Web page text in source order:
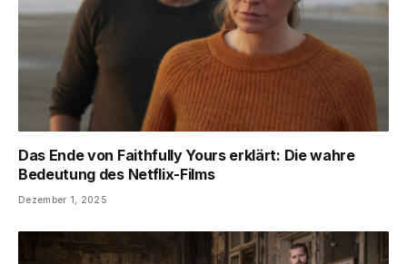
Das Ende von Faithfully Yours erklärt: Die wahre
Bedeutung des Netflix-Films
Dezember 1, 2025